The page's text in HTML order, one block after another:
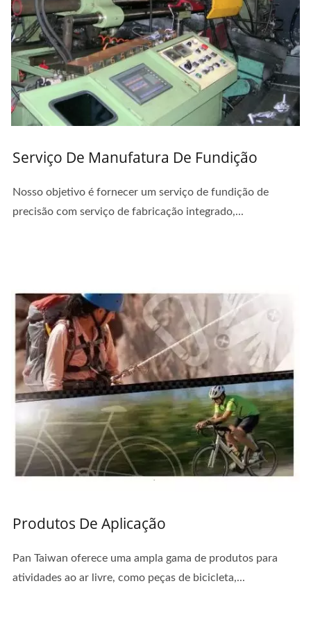
Serviço De Manufatura De Fundição
Nosso objetivo é fornecer um serviço de fundição de
precisão com serviço de fabricação integrado,...
Produtos De Aplicação
Pan Taiwan oferece uma ampla gama de produtos para
atividades ao ar livre, como peças de bicicleta,...